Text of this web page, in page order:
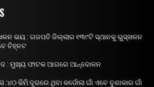
ଭୟ : ଗଜପତି ଜିଲ୍ଲାର ୧୩୯ଟି ସ୍ଥାନକୁ ଭୁସ୍ଖଳନ
ଚିହ୍ନଟ
: ମୁଖ୍ୟ ଫାଟକ ଆଗରେ ଆନ୍ଦୋଳନ
କିମି ଦୂରରେ ଥିବା କର୍ଡୋଲା ଗାଁ ଏବେ ବୁଣାକାର ଗାଁ